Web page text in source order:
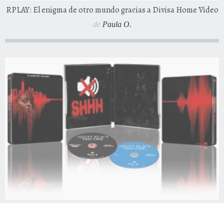
RPLAY: El enigma de otro mundo gracias a Divisa Home Video
de Paula O.